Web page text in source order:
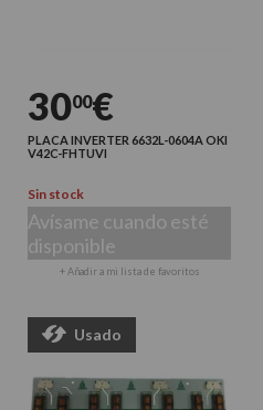
3000€
PLACA INVERTER 6632L-0604A OKI
V42C-FHTUVI
Sin stock
Avísame cuando esté
disponible
+ Añadir a mi lista de favoritos
Usado